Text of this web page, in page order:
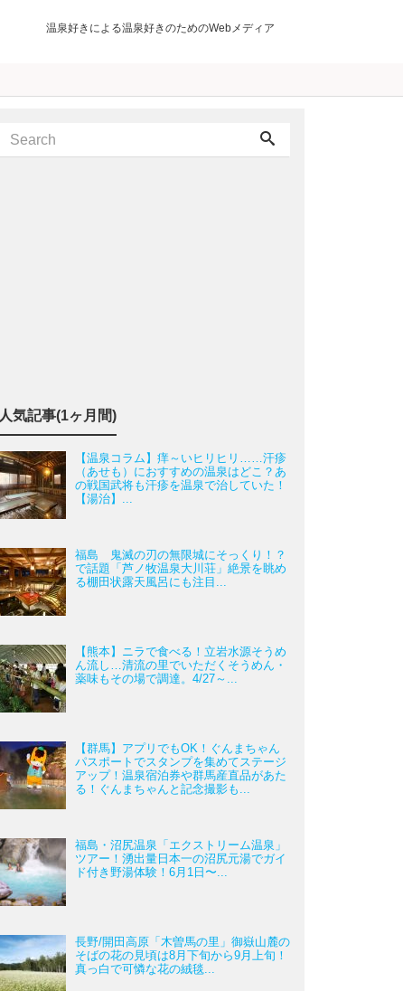
温泉好きによる温泉好きのためのWebメディア
人気記事(1ヶ月間)
【温泉コラム】痒～いヒリヒリ……汗疹
（あせも）におすすめの温泉はどこ？あ
の戦国武将も汗疹を温泉で治していた！
【湯治】...
福島 鬼滅の刃の無限城にそっくり！？
で話題「芦ノ牧温泉大川荘」絶景を眺め
る棚田状露天風呂にも注目...
【熊本】ニラで食べる！立岩水源そうめ
ん流し…清流の里でいただくそうめん・
薬味もその場で調達。4/27～...
【群馬】アプリでもOK！ぐんまちゃん
パスポートでスタンプを集めてステージ
アップ！温泉宿泊券や群馬産直品があた
る！ぐんまちゃんと記念撮影も...
福島・沼尻温泉「エクストリーム温泉」
ツアー！湧出量日本一の沼尻元湯でガイ
ド付き野湯体験！6月1日〜...
長野/開田高原「木曽馬の里」御嶽山麓の
そばの花の見頃は8月下旬から9月上旬！
真っ白で可憐な花の絨毯...